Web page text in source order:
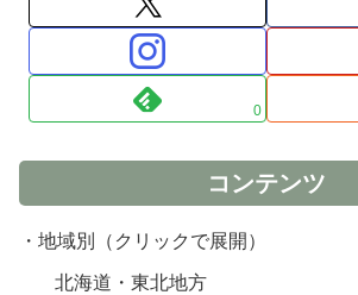
0
コンテンツ
・地域別（クリックで展開）
北海道・東北地方